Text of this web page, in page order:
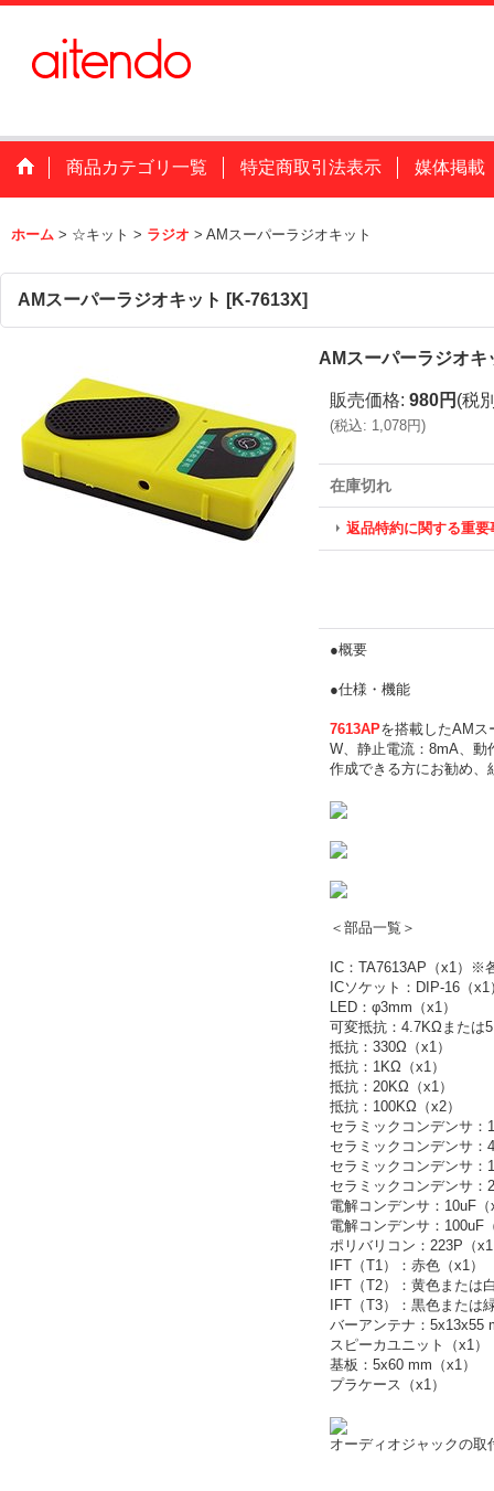
商品カテゴリ一覧 特定商取引法表示 媒体掲載
ホーム > ☆キット > ラジオ > AMスーパーラジオキット
AMスーパーラジオキット [K-7613X]
AMスーパーラジオキ
販売価格: 980円 (税
(税込: 1,078円)
在庫切れ
返品特約に関する重要
●概要
●仕様・機能
7613APを搭載したAMス
W、静止電流：8mA、動
作成できる方にお勧め、
＜部品一覧＞
IC：TA7613AP（x1）※
ICソケット：DIP-16（x1
LED：φ3mm（x1）
可変抵抗：4.7KΩまたは
抵抗：330Ω（x1）
抵抗：1KΩ（x1）
抵抗：20KΩ（x1）
抵抗：100KΩ（x2）
セラミックコンデンサ：
セラミックコンデンサ：
セラミックコンデンサ：
セラミックコンデンサ：
電解コンデンサ：10uF
電解コンデンサ：100uF
ポリバリコン：223P（
IFT（T1）：赤色（x1）
IFT（T2）：黄色または
IFT（T3）：黒色または
バーアンテナ：5x13x55
スピーカユニット（x1）
基板：5x60 mm（x1）
プラケース（x1）
オーディオジャックの取